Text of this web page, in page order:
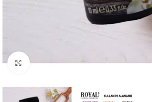
Büyütmek için tıklayın